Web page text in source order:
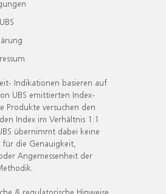
Indikationen basieren auf
UBS emittierten Index-
Produkte versuchen den
Index im Verhältnis 1:1
übernimmt dabei keine
die Genauigkeit,
Angemessenheit der